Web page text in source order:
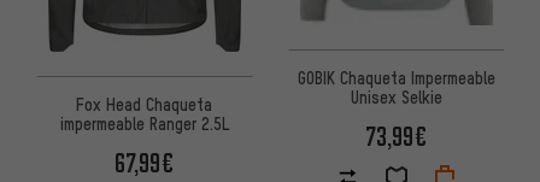
Fox Head Chaqueta
impermeable Ranger 2.5L
67,99€
GOBIK Chaqueta Impermeable
Unisex Selkie
73,99€